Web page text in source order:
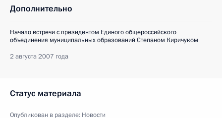
Дополнительно
Начало встречи с президентом Единого общероссийского
объединения муниципальных образований Степаном Киричуком
2 августа 2007 года
Статус материала
Опубликован в разделе: Новости